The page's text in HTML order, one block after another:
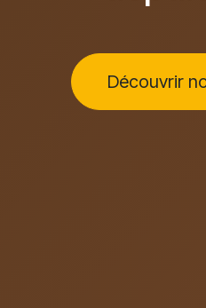
Découvrir